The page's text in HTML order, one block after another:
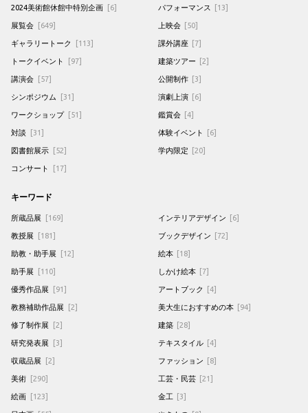
2024美術館休館中特別企画 [6]
展覧会 [649]
ギャラリートーク [113]
トークイベント [97]
講演会 [57]
シンポジウム [31]
ワークショップ [51]
対談 [31]
図書館展示 [52]
コンサート [17]
パフォーマンス [13]
上映会 [50]
課外講座 [7]
建築ツアー [2]
公開制作 [3]
演劇上演 [6]
鑑賞会 [4]
体験イベント [6]
学内限定 [20]
キーワード
所蔵品展 [169]
教授展 [181]
助教・助手展 [12]
助手展 [110]
優秀作品展 [91]
教務補助作品展 [2]
修了制作展 [2]
研究発表展 [3]
収蔵品展 [2]
美術 [290]
絵画 [123]
インテリアデザイン [6]
ブックデザイン [72]
絵本 [18]
しかけ絵本 [7]
アートブック [4]
美大生におすすめの本 [94]
建築 [28]
テキスタイル [4]
ファッション [8]
工芸・民芸 [21]
金工 [3]